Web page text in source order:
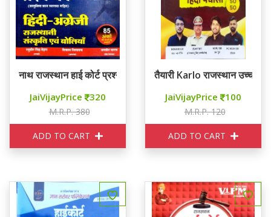
नाथ राजस्थान हाई कोर्ट प्रश्न बैंक
JaiVijayPrice 320
M.R.P. 380
ADD TO CART
तैयारी Karlo राजस्थान उच्च
JaiVijayPrice 100
M.R.P. 120
ADD TO CART